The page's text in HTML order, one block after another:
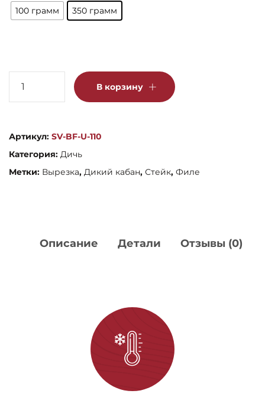
100 грамм 350 грамм
кабана
В корзину
Артикул: SV-BF-U-110
Категория: Дичь
Метки: Вырезка, Дикий кабан, Стейк, Филе
Описание Детали Отзывы (0)